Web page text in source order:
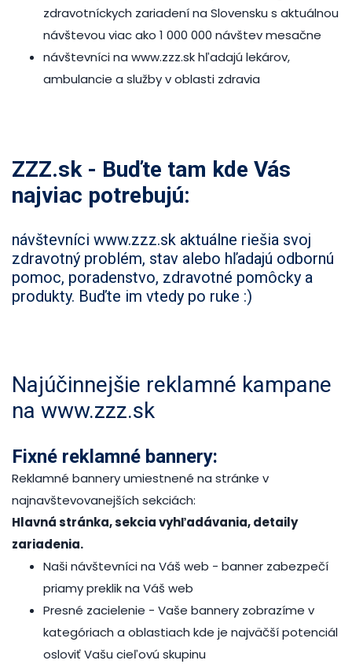
zdravotníckych zariadení na Slovensku s aktuálnou
návštevou viac ako 1 000 000 návštev mesačne
návštevníci na www.zzz.sk hľadajú lekárov,
ambulancie a služby v oblasti zdravia
ZZZ.sk - Buďte tam kde Vás
najviac potrebujú:
návštevníci www.zzz.sk aktuálne riešia svoj
zdravotný problém, stav alebo hľadajú odbornú
pomoc, poradenstvo, zdravotné pomôcky a
produkty. Buďte im vtedy po ruke :)
Najúčinnejšie reklamné kampane
na www.zzz.sk
Fixné reklamné bannery:
Reklamné bannery umiestnené na stránke v
najnavštevovanejších sekciách:
Hlavná stránka, sekcia vyhľadávania, detaily
zariadenia.
Naši návštevníci na Váš web - banner zabezpečí
priamy preklik na Váš web
Presné zacielenie - Vaše bannery zobrazíme v
kategóriach a oblastiach kde je najväčší potenciál
osloviť Vašu cieľovú skupinu